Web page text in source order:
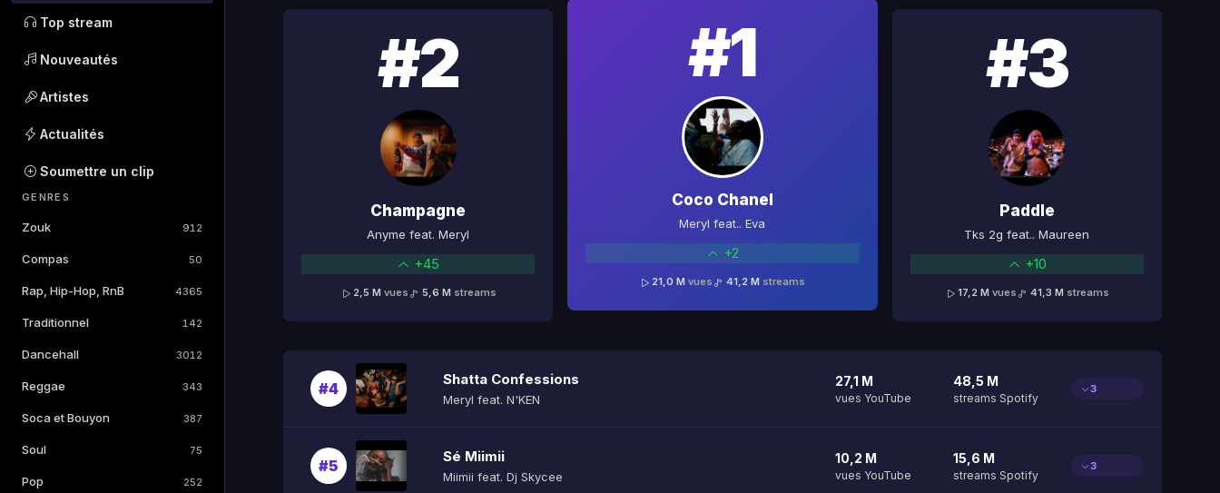
Top stream
Nouveautés
Artistes
Actualités
Soumettre un clip
GENRES
Zouk 912
Compas 50
Rap, Hip-Hop, RnB 4365
Traditionnel 142
Dancehall 3012
Reggae 343
Soca et Bouyon 387
Soul 75
Pop 252
#2
Champagne
Anyme feat. Meryl
+45
2,5 M vues 5,6 M streams
#1
Coco Chanel
Meryl feat.. Eva
+2
21,0 Mvues 41,2 M streams
#3
Paddle
Tks 2g feat.. Maureen
+10
17,2 M vues 41,3 M streams
#4
Shatta Confessions
Meryl feat. N'KEN
27,1 M
vues YouTube
48,5 M
streams Spotify
3
#5
Sé Miimii
Miimii feat. Dj Skycee
10,2 M
vues YouTube
15,6 M
streams Spotify
3